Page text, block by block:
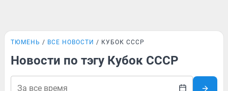
ТЮМЕНЬ ВСЕ НОВОСТИ КУБОК СССР
Новости по тэгу Кубок СССР